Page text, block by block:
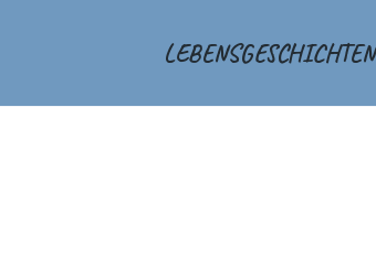
LEBENSGESCHICHTEN